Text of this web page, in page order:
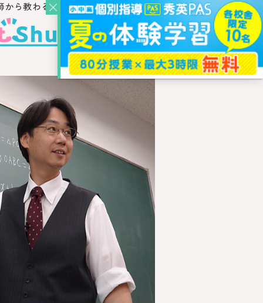
から教わるウェブ・メディア